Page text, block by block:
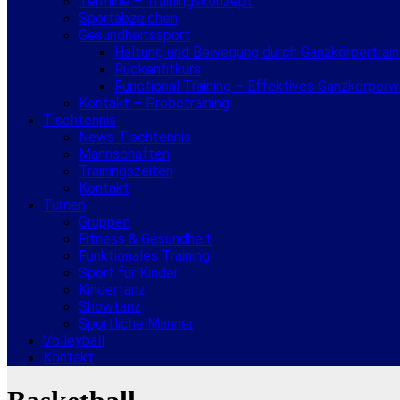
Sportabzeichen
Gesundheitssport
Haltung und Bewegung durch
Rückenfitkurs
Functional Training – Effektives
Kontakt – Probetraining
Tischtennis
News Tischtennis
Mannschaften
Trainingszeiten
Kontakt
Turnen
Gruppen
Fitness & Gesundheit
Funktionales Training
Sport für Kinder
Kindertanz
Showtanz
Sportliche Männer
Volleyball
Kontakt